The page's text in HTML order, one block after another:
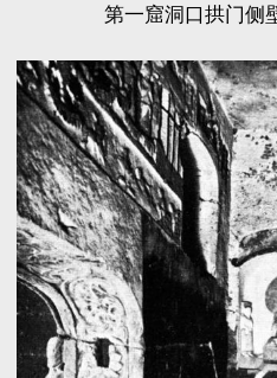
第一窟洞口拱门侧